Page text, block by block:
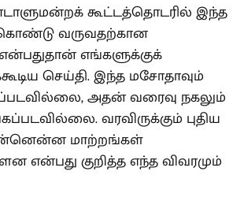
கூட்டத்தொடரில் இந்த
வருவதற்கான
எங்களுக்குக்
செய்தி. இந்த மசோதாவும்
அதன் வரைவு நகலும்
வரவிருக்கும் புதிய
மாற்றங்கள்
என்பது குறித்த எந்த விவரமும்